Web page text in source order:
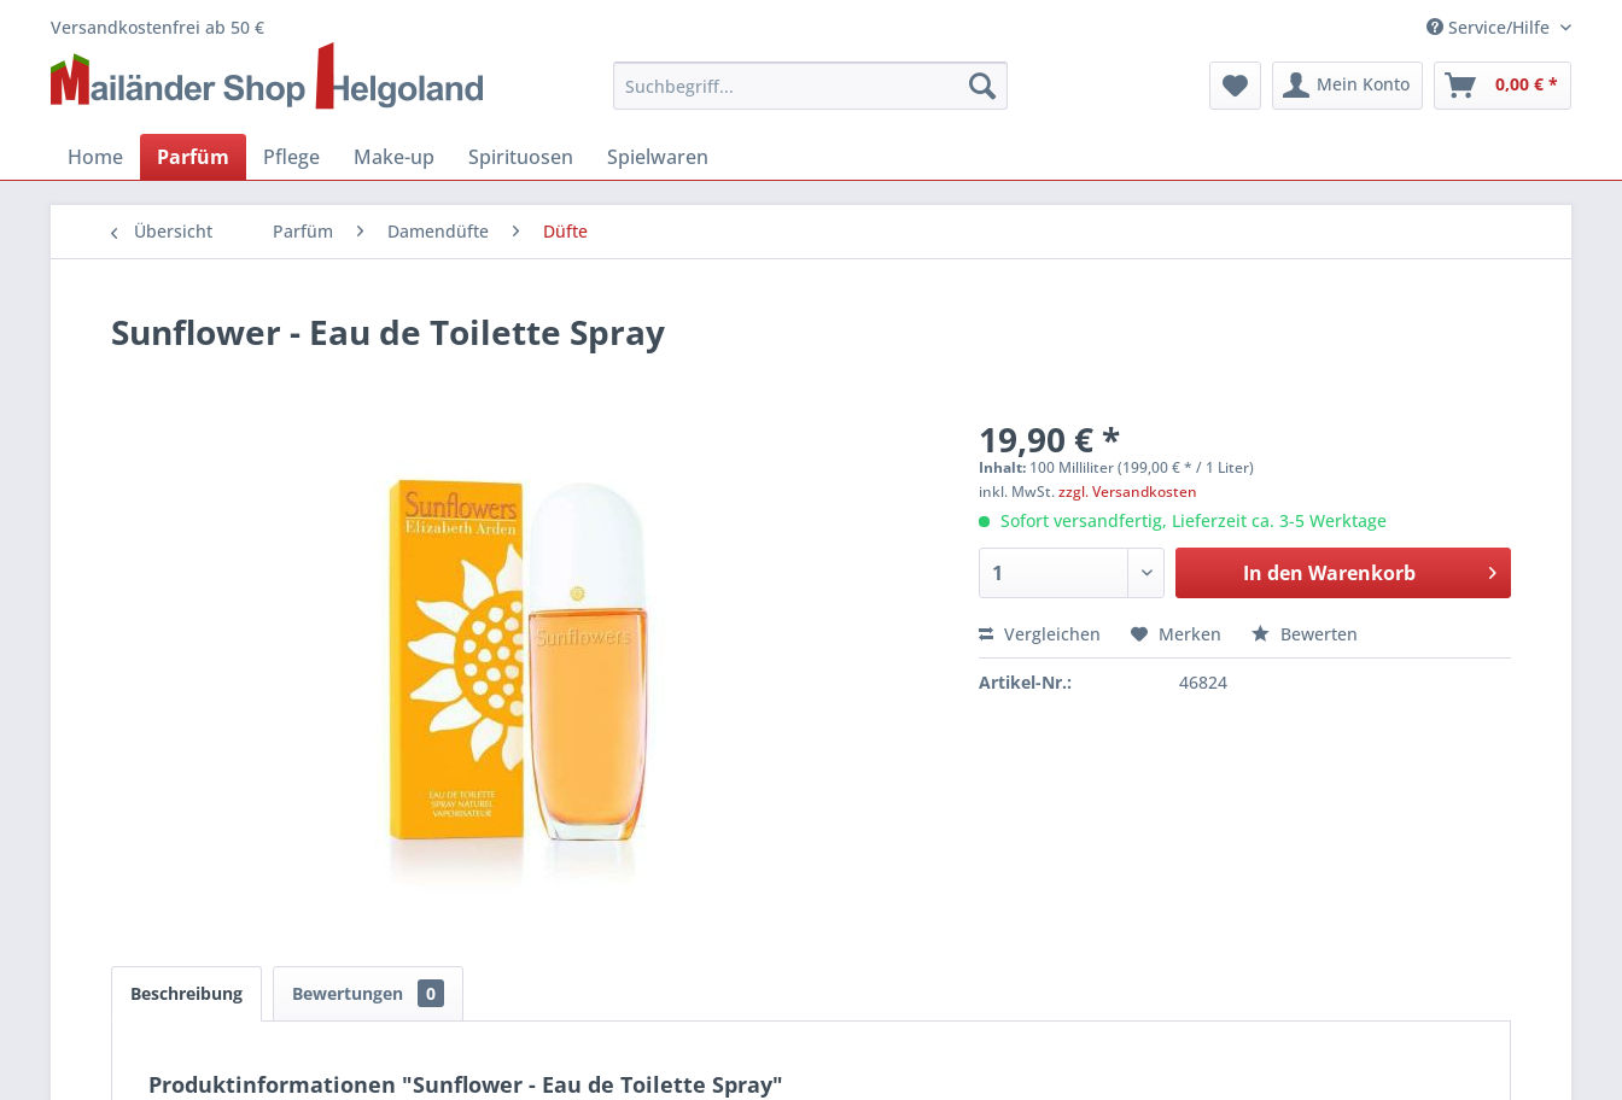
Versandkostenfrei ab 50 € Service/Hilfe
Mein Konto 0,00 € *
Home Parfüm Pflege Make-up Spirituosen Spielwaren
Übersicht Parfüm Damendüfte Düfte
Sunflower - Eau de Toilette Spray
19,90 € *
Inhalt: 100 Milliliter (199,00 € * / 1 Liter)
inkl. MwSt.zzgl. Versandkosten
Sofort versandfertig, Lieferzeit ca. 3-5 Werktage
In den Warenkorb
Vergleichen Merken Bewerten
Artikel-Nr.: 46824
Beschreibung Bewertungen 0
Produktinformationen "Sunflower - Eau de Toilette Spray"